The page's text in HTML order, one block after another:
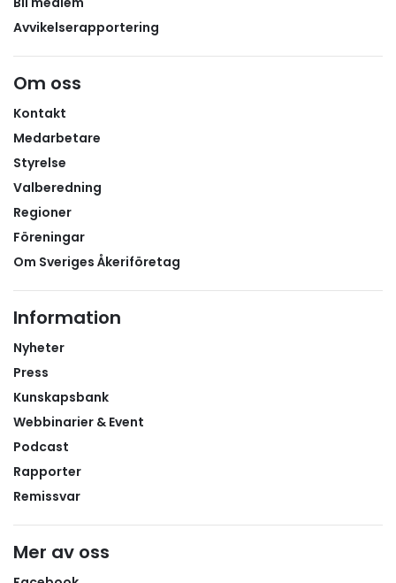
Avvikelserapportering
Om oss
Kontakt
Medarbetare
Styrelse
Valberedning
Regioner
Föreningar
Om Sveriges Åkeriföretag
Information
Nyheter
Press
Kunskapsbank
Webbinarier & Event
Podcast
Rapporter
Remissvar
Mer av oss